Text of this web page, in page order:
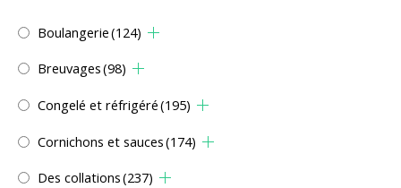
Boulangerie(124)
Breuvages(98)
Congelé et réfrigéré(195)
Cornichons et sauces(174)
Des collations(237)